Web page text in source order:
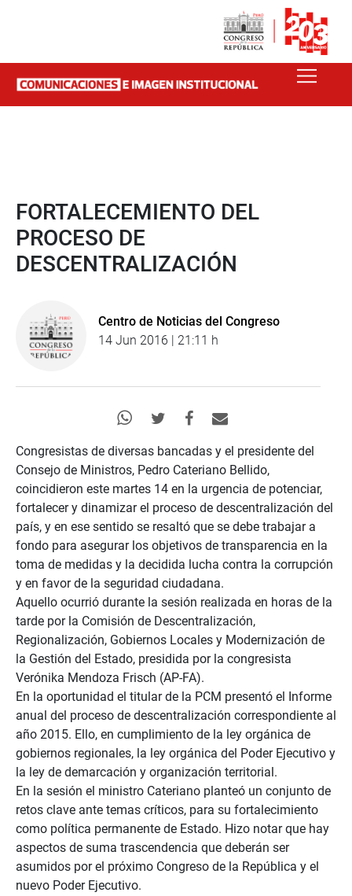
FORTALECEMIENTO DEL
PROCESO DE
DESCENTRALIZACIÓN
Centro de Noticias del Congreso
14 Jun 2016 | 21:11 h
Congresistas de diversas bancadas y el presidente del
Consejo de Ministros, Pedro Cateriano Bellido,
coincidieron este martes 14 en la urgencia de potenciar,
fortalecer y dinamizar el proceso de descentralización del
país, y en ese sentido se resaltó que se debe trabajar a
fondo para asegurar los objetivos de transparencia en la
toma de medidas y la decidida lucha contra la corrupción
y en favor de la seguridad ciudadana.
Aquello ocurrió durante la sesión realizada en horas de la
tarde por la Comisión de Descentralización,
Regionalización, Gobiernos Locales y Modernización de
la Gestión del Estado, presidida por la congresista
Verónika Mendoza Frisch (AP-FA).
En la oportunidad el titular de la PCM presentó el Informe
anual del proceso de descentralización correspondiente al
año 2015. Ello, en cumplimiento de la ley orgánica de
gobiernos regionales, la ley orgánica del Poder Ejecutivo y
la ley de demarcación y organización territorial.
En la sesión el ministro Cateriano planteó un conjunto de
retos clave ante temas críticos, para su fortalecimiento
como política permanente de Estado. Hizo notar que hay
aspectos de suma trascendencia que deberán ser
asumidos por el próximo Congreso de la República y el
nuevo Poder Ejecutivo.